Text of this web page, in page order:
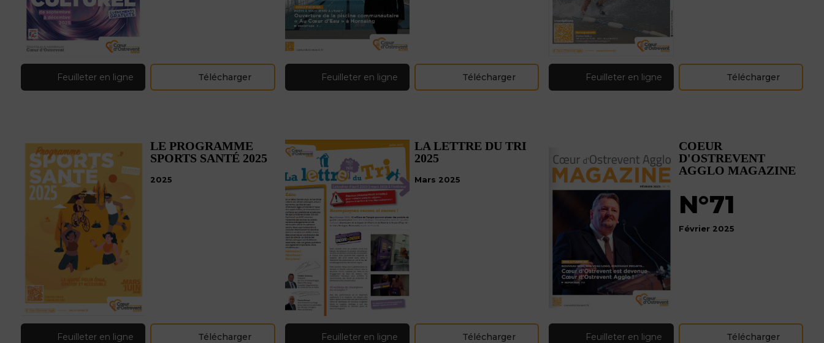
Feuilleter en ligne Télécharger Feuilleter en ligne Télécharger Feuilleter en ligne Télécharger
LE PROGRAMME
SPORTS SANTÉ 2025
2025
Feuilleter en ligne Télécharger
LA LETTRE DU TRI
2025
Mars 2025
Feuilleter en ligne Télécharger
COEUR
D'OSTREVENT
AGGLO MAGAZINE
N°71
Février 2025
Feuilleter en ligne Télécharger